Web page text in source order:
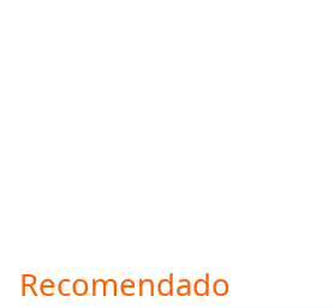
Recomendado